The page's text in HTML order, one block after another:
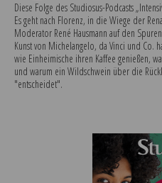
Diese Folge des Studiosus-Podcasts
Es geht nach Florenz, in die Wiege der
Moderator René Hausmann auf den
Kunst von Michelangelo, da Vinci und Co.
wie Einheimische ihren Kaffee genießen,
und warum ein Wildschwein über die
"entscheidet".